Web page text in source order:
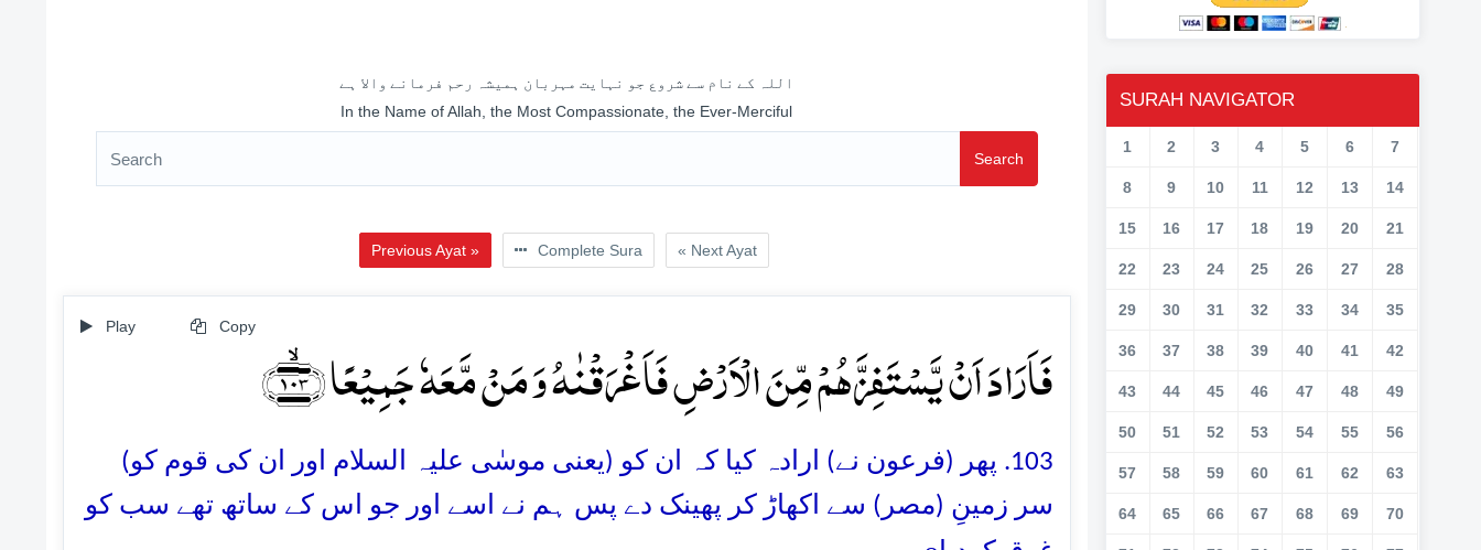
اللہ کے نام سے شروع جو نہایت مہربان ہمیشہ رحم فرمانے والا ہے
In the Name of Allah, the Most Compassionate, the Ever-Merciful
Search
Previous Ayat » Complete Sura « Next Ayat
Play Copy
فَاَرَادَ اَنۡ یَّسۡتَفِزَّہُمۡ مِّنَ الۡاَرۡضِ فَاَغۡرَقۡنٰہُ وَ مَنۡ مَّعَہٗ جَمِیۡعًا ﴿۱۰۳﴾ۙ
103. پھر (فرعون نے) ارادہ کیا کہ ان کو (یعنی موسٰی علیہ السلام اور ان کی قوم کو)
سر زمینِ (مصر) سے اکھاڑ کر پھینک دے پس ہم نے اسے اور جو اس کے ساتھ تھے سب کو
SURAH NAVIGATOR
1 2 3 4 5 6 7
8 9 10 11 12 13 14
15 16 17 18 19 20 21
22 23 24 25 26 27 28
29 30 31 32 33 34 35
36 37 38 39 40 41 42
43 44 45 46 47 48 49
50 51 52 53 54 55 56
57 58 59 60 61 62 63
64 65 66 67 68 69 70